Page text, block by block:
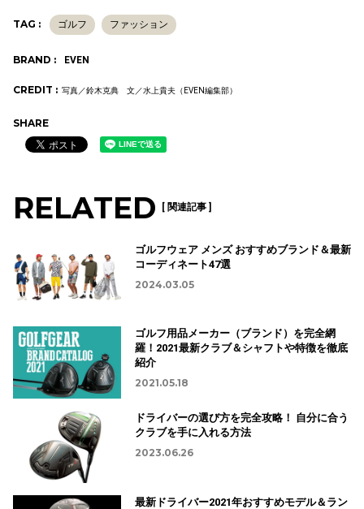
TAG : ゴルフ ファッション
BRAND : EVEN
CREDIT : 写真／鈴木克典 文／水上貴夫（EVEN編集部）
SHARE
RELATED [ 関連記事 ]
ゴルフウェア メンズ おすすめブランド＆最新
コーディネート47選
2024.03.05
ゴルフ用品メーカー（ブランド）を完全網
羅！2021最新クラブ＆シャフトや特徴を徹底
紹介
2021.05.18
ドライバーの選び方を完全攻略！ 自分に合う
クラブを手に入れる方法
2023.06.26
最新ドライバー2021年おすすめモデル＆ラン